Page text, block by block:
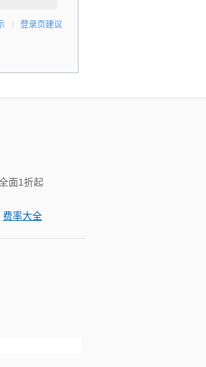
登录页建议
面1折起
费率大全